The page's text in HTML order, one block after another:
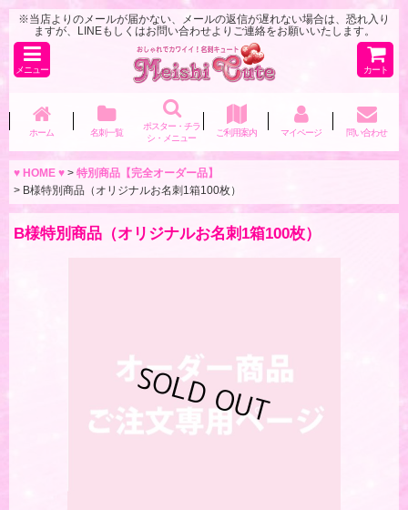
※当店よりのメールが届かない、メールの返信が遅れない場合は、恐れ入り
ますが、LINEもしくはお問い合わせよりご連絡をお願いいたします。
メニュー カート
ホーム 名刺一覧
ポスター・チラ
シ・メニュー
ご利用案内 マイページ 問い合わせ
♥ HOME ♥ > 特別商品【完全オーダー品】
> B様特別商品（オリジナルお名刺1箱100枚）
B様特別商品（オリジナルお名刺1箱100枚）